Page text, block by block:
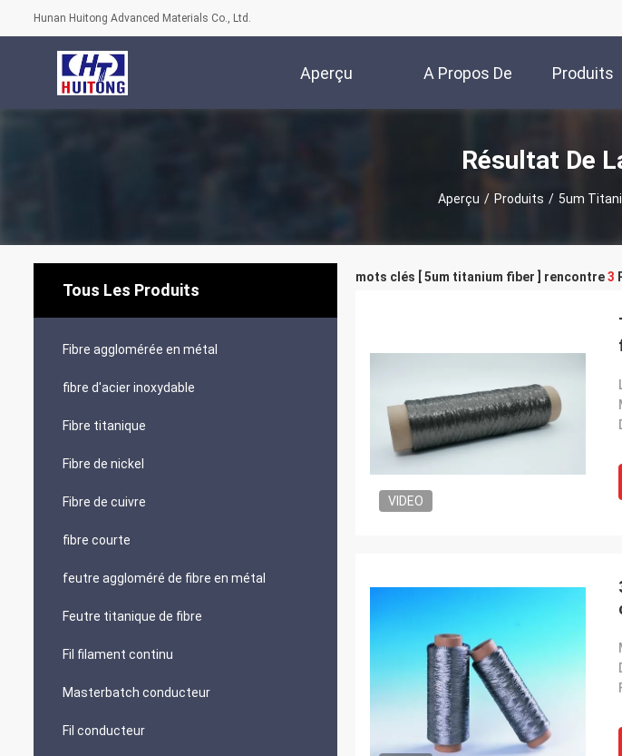
Hunan Huitong Advanced Materials Co., Ltd.
Aperçu A Propos De
Nous
Produits
Résultat De
Aperçu / Produits / 5um
Tous Les Produits
Fibre agglomérée en métal
fibre d'acier inoxydable
Fibre titanique
Fibre de nickel
Fibre de cuivre
fibre courte
feutre aggloméré de fibre en métal
Feutre titanique de fibre
Fil filament continu
Masterbatch conducteur
Fil conducteur
mots clés [ 5um titanium fiber ] rencontre3
VIDEO